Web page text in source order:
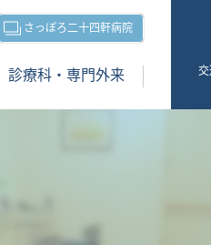
さっぽろ二十四軒病院
診療科・専門外来 交